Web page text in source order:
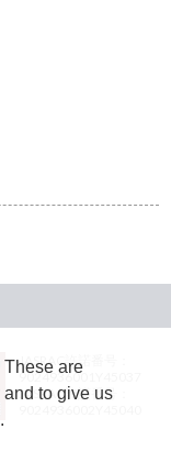
JASRAC許諾番号：
9024936001Y45037
JASRAC許諾番号：
These are
to give us